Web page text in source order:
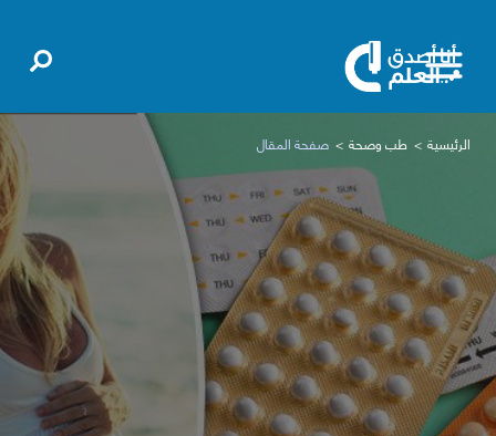
الرئيسية طب وصحة صفحة المقال